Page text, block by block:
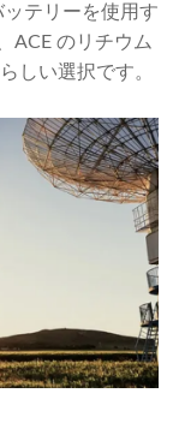
テリーを使用す
ACE のリチウム
しい選択です。